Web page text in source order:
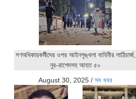
গণঅধিকারকর্মীদের ওপর আইনশৃঙ্খলা বাহিনীর লাঠিচার্জ,
নুর-রাশেদসহ আহত ৫০
August 30, 2025 /সব খবর